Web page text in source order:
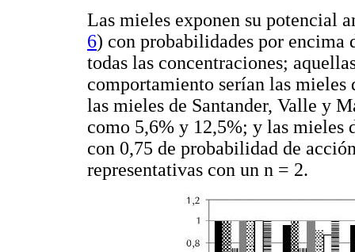
Las mieles exponen su potencial
6) con probabilidades por encima
todas las concentraciones;
comportamiento serían las
las mieles de Santander, Valle y
como 5,6% y 12,5%; y las mieles
con 0,75 de probabilidad de
representativas con un n = 2.